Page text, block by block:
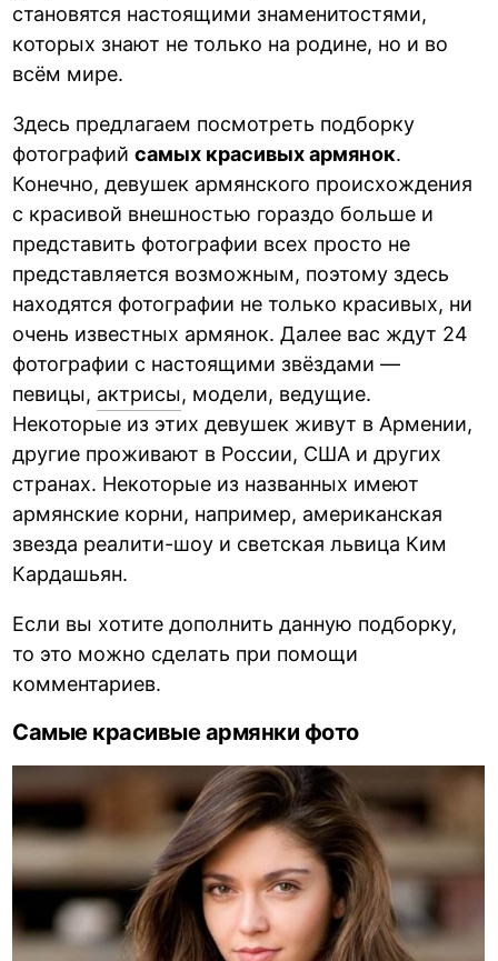
становятся настоящими знаменитостями,
которых знают не только на родине, но и во
всём мире.
Здесь предлагаем посмотреть подборку
фотографийсамых красивых армянок.
Конечно, девушек армянского происхождения
с красивой внешностью гораздо больше и
представить фотографии всех просто не
представляется возможным, поэтому здесь
находятся фотографии не только красивых, ни
очень известных армянок. Далее вас ждут 24
фотографии с настоящими звёздами —
певицы, актрисы, модели, ведущие.
Некоторые из этих девушек живут в Армении,
другие проживают в России, США и других
странах. Некоторые из названных имеют
армянские корни, например, американская
звезда реалити-шоу и светская львица Ким
Кардашьян.
Если вы хотите дополнить данную подборку,
то это можно сделать при помощи
комментариев.
Самые красивые армянки фото